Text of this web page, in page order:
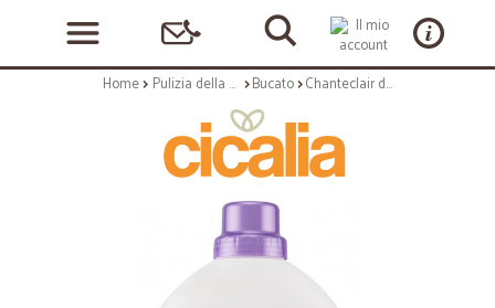
Home Pulizia della casa Bucato Chanteclair detersivo Lavatrice Lavanda 1403 ml.